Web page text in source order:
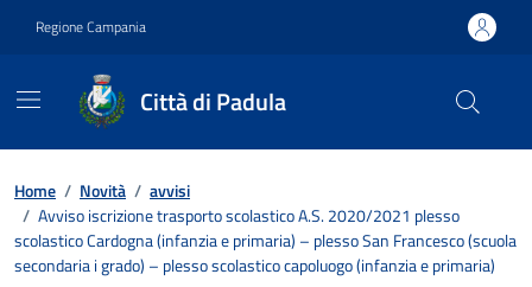
Regione Campania
Città di Padula
Contenuti in evidenza
Home / Novità / avvisi
/ Avviso iscrizione trasporto scolastico A.S. 2020/2021 plesso
scolastico Cardogna (infanzia e primaria) – plesso San Francesco (scuola
secondaria i grado) – plesso scolastico capoluogo (infanzia e primaria)